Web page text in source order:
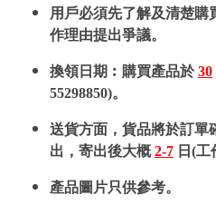
用戶必須先了解及清楚
作理由提出爭議。
換領日期︰購買產品於30
55298850)。
送貨方面，貨品將於訂單
出，寄出後大概2-7 日(工
產品圖片只供參考。